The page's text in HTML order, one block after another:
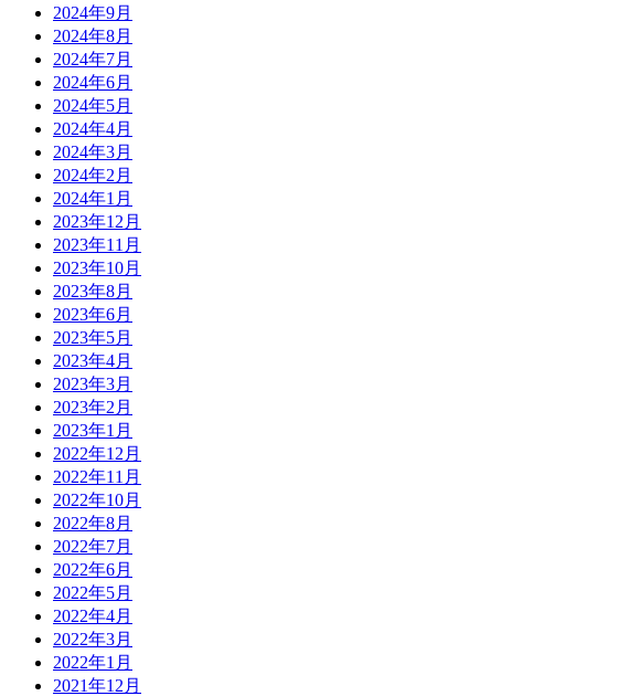
2024年9月
2024年8月
2024年7月
2024年6月
2024年5月
2024年4月
2024年3月
2024年2月
2024年1月
2023年12月
2023年11月
2023年10月
2023年8月
2023年6月
2023年5月
2023年4月
2023年3月
2023年2月
2023年1月
2022年12月
2022年11月
2022年10月
2022年8月
2022年7月
2022年6月
2022年5月
2022年4月
2022年3月
2022年1月
2021年12月